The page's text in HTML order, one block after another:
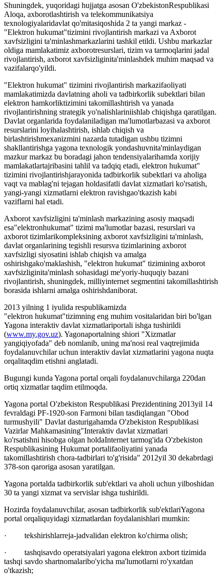
Shuningdek, yuqoridagi hujjatga asosan O'zbekistonRespublikasi
Aloqa, axborotlashtirish va telekommunikatsiya
texnologiyalaridavlat qo'mitasiqoshida 2 ta yangi markaz -
"Elektron hukumat"tizimini rivojlantirish markazi va Axborot
xavfsizligini ta'minlashmarkazlarini tashkil etildi. Ushbu markazlar
oldiga mamlakatimiz axborotresurslari, tizim va tarmoqlarini jadal
rivojlantirish, axborot xavfsizliginita'minlashdek muhim maqsad va
vazifalarqo'yildi.
"Elektron hukumat" tizimini rivojlantirish markazifaoliyati
mamlakatimizda davlatning aholi va tadbirkorlik subektlari bilan
elektron hamkorliktizimini takomillashtirish va yanada
rivojlantirishning strategik yo'nalishlariniishlab chiqishga qaratilgan.
Davlat organlarida foydalaniladigan ma'lumotlarbazasi va axborot
resurslarini loyihalashtirish, ishlab chiqish va
birlashtirishmexanizmini nazarda tutadigan ushbu tizimni
shakllantirishga yagona texnologik yondashuvnita'minlaydigan
mazkur markaz bu boradagi jahon tendensiyalarihamda xorijiy
mamlakatlartajribasini tahlil va tadqiq etadi, elektron hukumat"
tizimini rivojlantirishjarayonida tadbirkorlik subektlari va aholiga
vaqt va mablag'ni tejagan holdasifatli davlat xizmatlari ko'rsatish,
yangi-yangi xizmatlarni elektron ravishgao'tkazish kabi
vaziflarni hal etadi.
Axborot xavfsizligini ta'minlash markazining asosiy maqsadi
esa"elektronhukumat" tizimi ma'lumotlar bazasi, resurslari va
axborot tizimlarikompleksining axborot xavfsizligini ta'minlash,
davlat organlarining tegishli resursva tizimlarining axborot
xavfsizligi siyosatini ishlab chiqish va amalga
oshirishgako'maklashish, "elektron hukumat" tizimining axborot
xavfsizliginita'minlash sohasidagi me'yoriy-huquqiy bazani
rivojlantirish, shuningdek, milliyinternet segmentini takomillashtirish
borasida ishlarni amalga oshirishdaniborat.
2013 yilning 1 iyulida respublikamizda
"elektron hukumat"tizimning eng muhim vositalaridan biri bo'lgan
Yagona interaktiv davlat xizmatlariportali ishga tushirildi
(www.my.gov.uz). Yagonaportalning shiori "Xizmatlar
yangiqiyofada" deb nomlanib, uning ma'nosi real vaqtrejimida
foydalanuvchilar uchun interaktiv davlat xizmatlarini yagona nuqta
orqalitaqdim etishni anglatadi.
Bugungi kunda Yagona portal orqali foydalanuvchilarga 220dan
ortiq xizmatlar taqdim etilmoqda.
Yagona portal O'zbekiston Respublikasi Prezidentining 2013yil 14
fevraldagi PF-1920-son Farmoni bilan tasdiqlangan "Obod
turmushyili" Davlat dasturigahamda O'zbekiston Respublikasi
Vazirlar Mahkamasining"Interaktiv davlat xizmatlari
ko'rsatishni hisobga olgan holdaInternet tarmog'ida O'zbekiston
Respublikasining Hukumat portalifaoliyatini yanada
takomillashtirish chora-tadbirlari to'g'risida" 2012yil 30 dekabrdagi
378-son qaroriga asosan yaratilgan.
Yagona portalda tadbirkorlik sub'ektlari va aholi uchun yilboshidan
30 ta yangi xizmat va servislar ishga tushirildi.
Hozirda foydalanuvchilar, asosan tadbirkorlik sub'ektlariYagona
portal orqaliquyidagi xizmatlardan foydalanishlari mumkin:
· tekshirishlarreja-jadvalidan elektron ko'chirma olish;
· tashqisavdo operatsiyalari yagona elektron axbort tizimida
tashqi savdo shartnomalaribo'yicha ma'lumotlarni ro'yxatdan
o'tkazish;